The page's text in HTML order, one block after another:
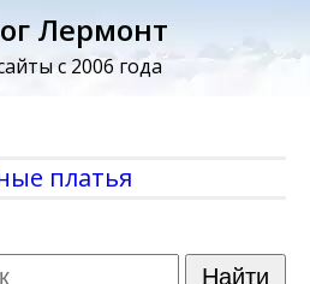
Лермонт
с 2006 года
платья